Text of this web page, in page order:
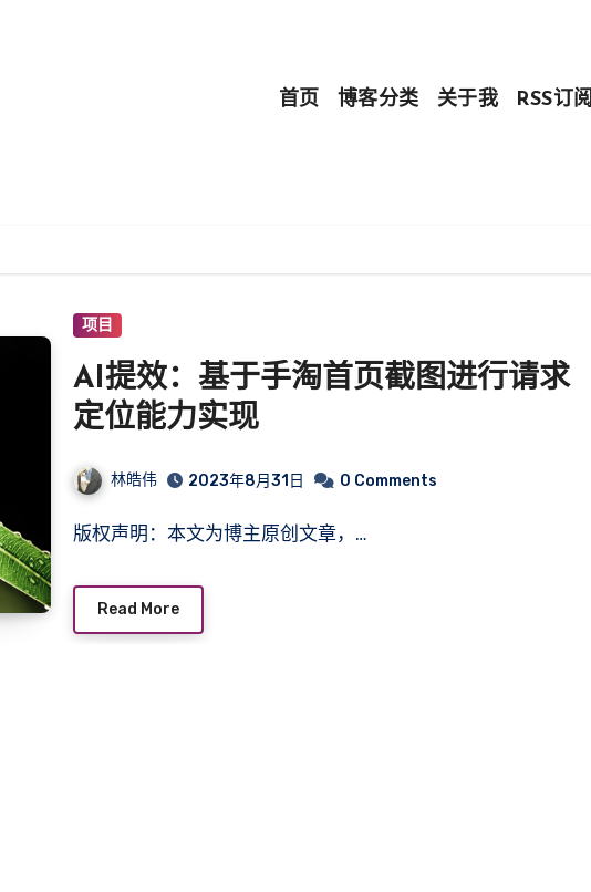
首页 博客分类 关于我 RSS订阅
项目
AI提效：基于手淘首页截图进行请求
定位能力实现
林皓伟 2023年8月31日 0 Comments
版权声明：本文为博主原创文章，…
Read More